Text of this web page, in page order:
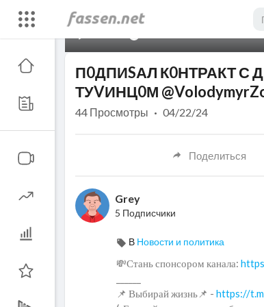
П0ДПИSАЛ К0НТРАКТ С
ТУVИНЦ0М
44 Просмотры · 04/22/24
Поделиться
Grey
5 Подписчики
В Новости и политика
💸Стань спонсором канала:
📌 Выбирай жизнь📌 - https://